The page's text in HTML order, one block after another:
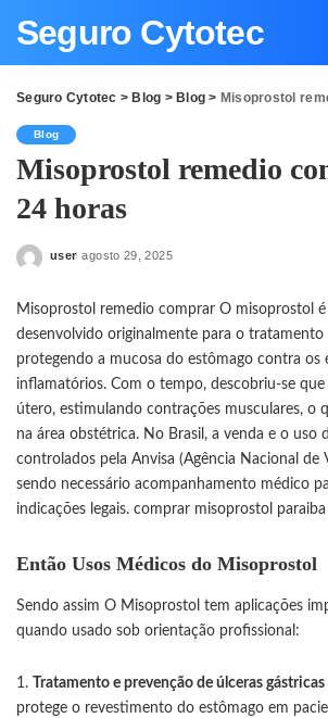
Seguro Cytotec
Seguro Cytotec > Blog > Blog > Misoprostol
Blog
Misoprostol remedio
24 horas
Posted
user agosto 29, 2025
Misoprostol remedio comprar O misoprostol
desenvolvido originalmente para o tratamento
protegendo a mucosa do estômago contra os
inflamatórios. Com o tempo, descobriu-se
útero, estimulando contrações musculares, o
na área obstétrica. No Brasil, a venda e o uso
controlados pela Anvisa (Agência Nacional de
sendo necessário acompanhamento médico
indicações legais. comprar misoprostol paraiba
Então Usos Médicos do Misoprostol
Sendo assim O Misoprostol tem aplicações
quando usado sob orientação profissional:
Tratamento e prevenção de úlceras gástricas
protege o revestimento do estômago em